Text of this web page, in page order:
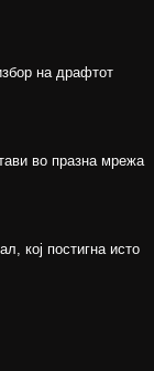
на драфтот
во празна мрежа
кој постигна исто